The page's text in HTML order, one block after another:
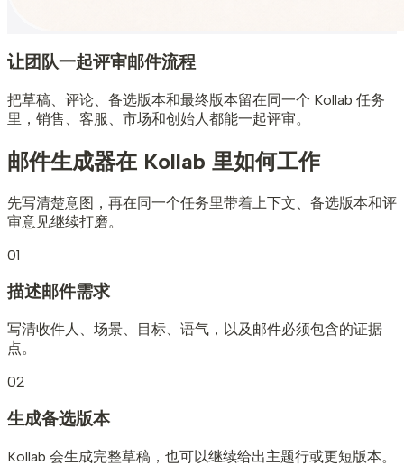
让团队一起评审邮件流程
把草稿、评论、备选版本和最终版本留在同一个 Kollab 任务
里，销售、客服、市场和创始人都能一起评审。
邮件生成器在 Kollab 里如何工作
先写清楚意图，再在同一个任务里带着上下文、备选版本和评
审意见继续打磨。
01
描述邮件需求
写清收件人、场景、目标、语气，以及邮件必须包含的证据
点。
02
生成备选版本
Kollab 会生成完整草稿，也可以继续给出主题行或更短版本。